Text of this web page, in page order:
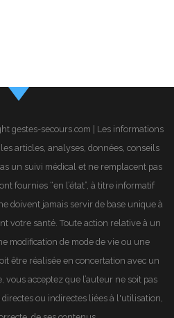
gestes-secours.com | Les informations
articles, analyses, données, conseils
un suivi médical et ne remplacent pas
fournies “en l’état”, à titre informatif
doivent jamais servir de base unique à
votre santé. Toute action relative à un
modification de mode de vie ou une
être réalisée en concertation avec un
vous acceptez que l’auteur ne soit pas
ou indirectes liées à l'utilisation,